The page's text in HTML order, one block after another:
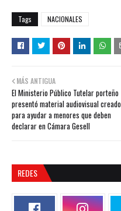
Tags NACIONALES
MÁS ANTIGUA
El Ministerio Público Tutelar porteño
presentó material audiovisual creado
para ayudar a menores que deben
declarar en Cámara Gesell
REDES